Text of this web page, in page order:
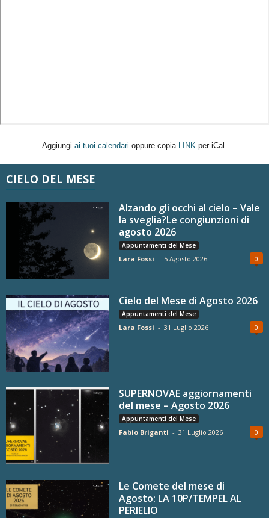
Aggiungi ai tuoi calendari oppure copia LINK per iCal
CIELO DEL MESE
Alzando gli occhi al cielo – Vale
la sveglia?Le congiunzioni di
agosto 2026
Appuntamenti del Mese
Lara Fossi - 5 Agosto 2026 0
Cielo del Mese di Agosto 2026
Appuntamenti del Mese
Lara Fossi - 31 Luglio 2026 0
SUPERNOVAE aggiornamenti
del mese – Agosto 2026
Appuntamenti del Mese
Fabio Briganti - 31 Luglio 2026 0
Le Comete del mese di
Agosto: LA 10P/TEMPEL AL
PERIELIO